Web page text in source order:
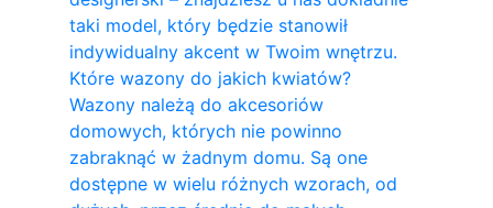
taki model, który będzie stanowił
indywidualny akcent w Twoim wnętrzu.
Które wazony do jakich kwiatów?
Wazony należą do akcesoriów
domowych, których nie powinno
zabraknąć w żadnym domu. Są one
dostępne w wielu różnych wzorach, od